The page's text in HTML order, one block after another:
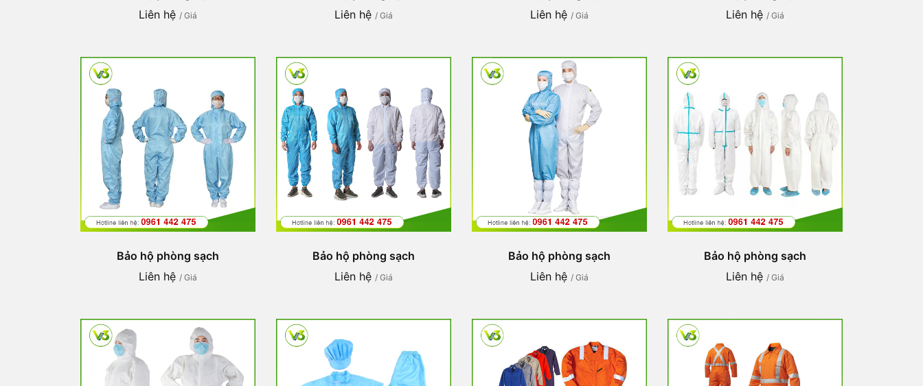
Liên hệ / Giá
Liên hệ / Giá
Liên hệ / Giá
Liên hệ / Giá
Bảo hộ phòng sạch
Liên hệ / Giá
Bảo hộ phòng sạch
Liên hệ / Giá
Bảo hộ phòng sạch
Liên hệ / Giá
Bảo hộ phòng sạch
Liên hệ / Giá